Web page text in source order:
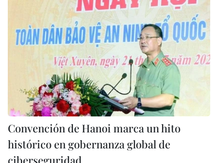
Convención de Hanoi marca un hito
histórico en gobernanza global de
ciberseguridad